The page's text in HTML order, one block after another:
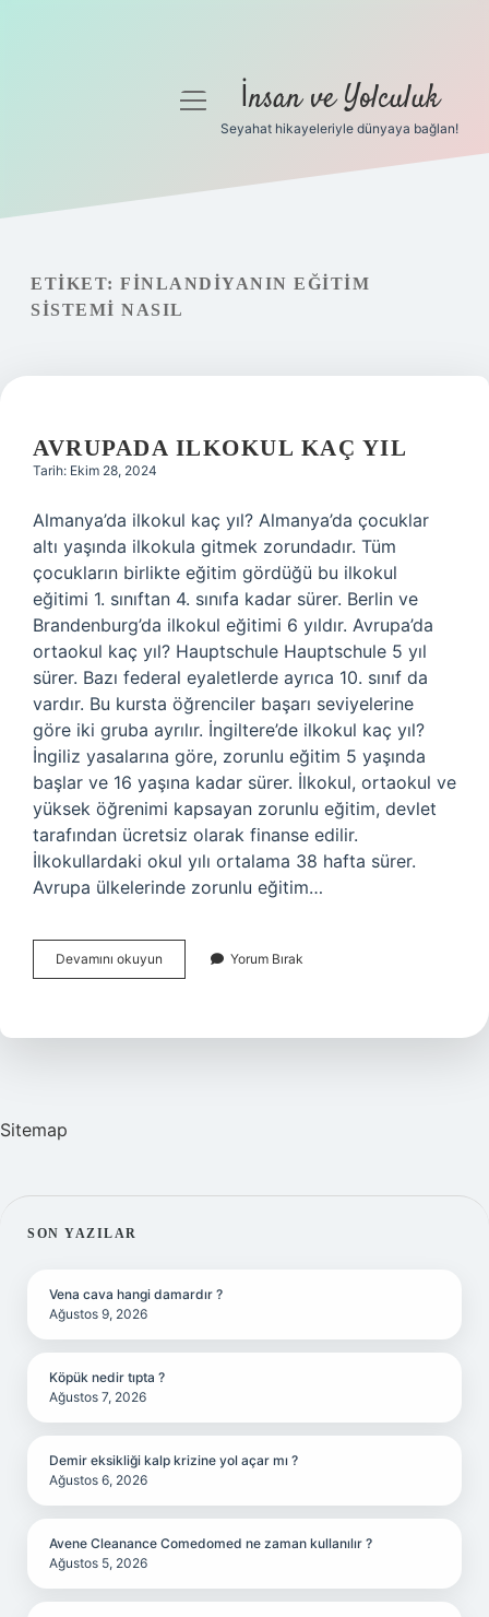
Gizlilik Politikası
Hakkımızda
menüyü İnsan ve Yolculuk
Seyahat hikayeleriyle dünyaya bağlan!
ETIKET: FINLANDIYANIN EĞITIM
SISTEMI NASIL
AVRUPADA ILKOKUL KAÇ YIL
Tarih: Ekim 28, 2024
Almanya’da ilkokul kaç yıl? Almanya’da çocuklar
altı yaşında ilkokula gitmek zorundadır. Tüm
çocukların birlikte eğitim gördüğü bu ilkokul
eğitimi 1. sınıftan 4. sınıfa kadar sürer. Berlin ve
Brandenburg’da ilkokul eğitimi 6 yıldır. Avrupa’da
ortaokul kaç yıl? Hauptschule Hauptschule 5 yıl
sürer. Bazı federal eyaletlerde ayrıca 10. sınıf da
vardır. Bu kursta öğrenciler başarı seviyelerine
göre iki gruba ayrılır. İngiltere’de ilkokul kaç yıl?
İngiliz yasalarına göre, zorunlu eğitim 5 yaşında
başlar ve 16 yaşına kadar sürer. İlkokul, ortaokul ve
yüksek öğrenimi kapsayan zorunlu eğitim, devlet
tarafından ücretsiz olarak finanse edilir.
İlkokullardaki okul yılı ortalama 38 hafta sürer.
Avrupa ülkelerinde zorunlu eğitim…
Devamını okuyun Avrupada
Ilkokul
Yorum Bırak
Sitemap
SIDEBAR
SON YAZILAR
Vena cava hangi damardır ?
Ağustos 9, 2026
Köpük nedir tıpta ?
Ağustos 7, 2026
Demir eksikliği kalp krizine yol açar mı ?
Ağustos 6, 2026
Avene Cleanance Comedomed ne zaman kullanılır ?
Ağustos 5, 2026